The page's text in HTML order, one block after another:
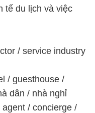
tế du lịch và việc
/ service industry
/ guesthouse /
dân / nhà nghỉ
/ concierge /